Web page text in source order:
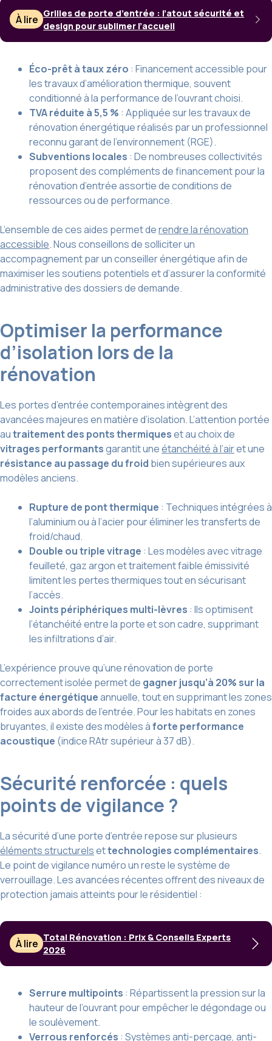
À lire Grilles de porte d’entrée : l’atout sécurité et
design pour sublimer l’accueil
Éco-prêt à taux zéro : Financement accessible pour
les travaux d’amélioration thermique, souvent
conditionné à la performance de l’ouvrant choisi.
TVA réduite à 5,5 % : Appliquée sur les travaux de
rénovation énergétique réalisés par un professionnel
reconnu garant de l’environnement (RGE).
Subventions locales : De nombreuses collectivités
proposent des compléments de financement pour la
rénovation d’entrée assortie de conditions de
ressources ou de performance.
L’ensemble de ces aides permet derendre la rénovation
accessible. Nous conseillons de solliciter un
accompagnement par un conseiller énergétique afin de
maximiser les soutiens potentiels et d’assurer la conformité
administrative des dossiers de demande.
Optimiser la performance
d’isolation lors de la
rénovation
Les portes d’entrée contemporaines intègrent des
avancées majeures en matière d’isolation. L’attention portée
autraitement des ponts thermiqueset au choix de
vitrages performantsgarantit uneétanchéité à l’airet une
résistance au passage du froid bien supérieures aux
modèles anciens.
Rupture de pont thermique : Techniques intégrées à
l’aluminium ou à l’acier pour éliminer les transferts de
froid/chaud.
Double ou triple vitrage : Les modèles avec vitrage
feuilleté, gaz argon et traitement faible émissivité
limitent les pertes thermiques tout en sécurisant
l’accès.
Joints périphériques multi-lèvres : Ils optimisent
l’étanchéité entre la porte et son cadre, supprimant
les infiltrations d’air.
L’expérience prouve qu’une rénovation de porte
correctement isolée permet de gagner jusqu’à 20% sur la
facture énergétiqueannuelle, tout en supprimant les zones
froides aux abords de l’entrée. Pour les habitats en zones
bruyantes, il existe des modèles àforte performance
acoustique (indice RAtr supérieur à 37 dB).
Sécurité renforcée : quels
points de vigilance ?
La sécurité d’une porte d’entrée repose sur plusieurs
éléments structurelsettechnologies complémentaires.
Le point de vigilance numéro un reste le système de
verrouillage. Les avancées récentes offrent des niveaux de
protection jamais atteints pour le résidentiel :
À lire Total Rénovation : Prix & Conseils Experts
2026
Serrure multipoints : Répartissent la pression sur la
hauteur de l’ouvrant pour empêcher le dégondage ou
le soulèvement.
Verrous renforcés : Systèmes anti-perçage, anti-